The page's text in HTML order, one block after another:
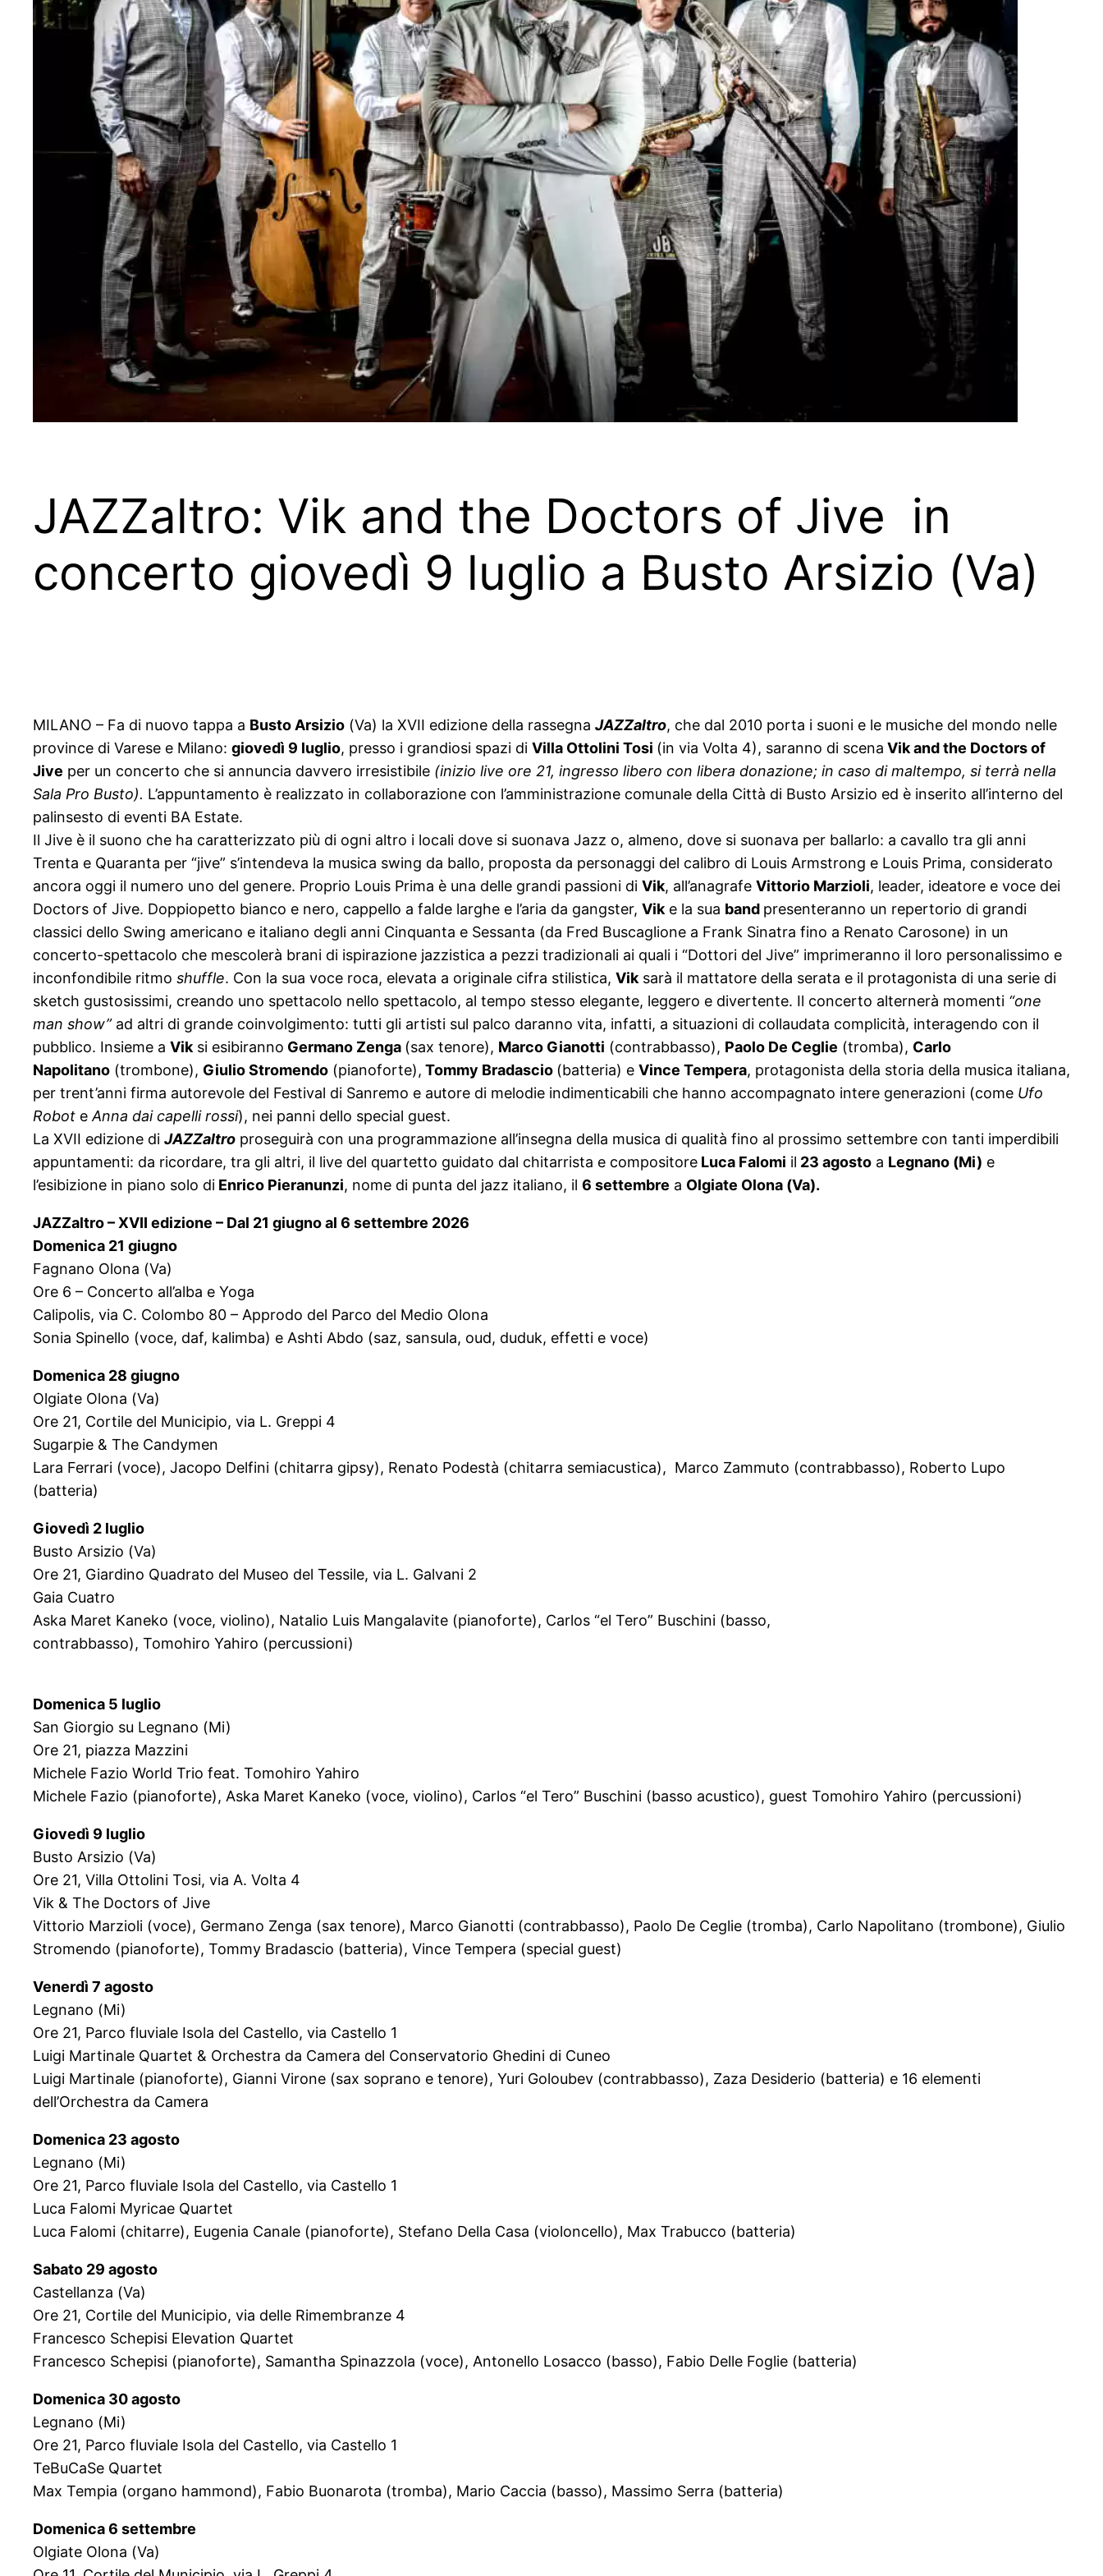
JAZZaltro: Vik and the Doctors of Jive in
concerto giovedì 9 luglio a Busto Arsizio (Va)
MILANO – Fa di nuovo tappa a Busto Arsizio (Va) la XVII edizione della rassegna JAZZaltro, che dal 2010 porta i suoni e le musiche del mondo nelle
province di Varese e Milano: giovedì 9 luglio, presso i grandiosi spazi di Villa Ottolini Tosi (in via Volta 4), saranno di scena Vik and the Doctors of
Jive per un concerto che si annuncia davvero irresistibile (inizio live ore 21, ingresso libero con libera donazione; in caso di maltempo, si terrà nella
Sala Pro Busto). L’appuntamento è realizzato in collaborazione con l’amministrazione comunale della Città di Busto Arsizio ed è inserito all’interno del
palinsesto di eventi BA Estate.
Il Jive è il suono che ha caratterizzato più di ogni altro i locali dove si suonava Jazz o, almeno, dove si suonava per ballarlo: a cavallo tra gli anni
Trenta e Quaranta per “jive” s’intendeva la musica swing da ballo, proposta da personaggi del calibro di Louis Armstrong e Louis Prima, considerato
ancora oggi il numero uno del genere. Proprio Louis Prima è una delle grandi passioni di Vik, all’anagrafe Vittorio Marzioli, leader, ideatore e voce dei
Doctors of Jive. Doppiopetto bianco e nero, cappello a falde larghe e l’aria da gangster, Vike la sua band presenteranno un repertorio di grandi
classici dello Swing americano e italiano degli anni Cinquanta e Sessanta (da Fred Buscaglione a Frank Sinatra fino a Renato Carosone) in un
concerto-spettacolo che mescolerà brani di ispirazione jazzistica a pezzi tradizionali ai quali i “Dottori del Jive” imprimeranno il loro personalissimo e
inconfondibile ritmo shuffle. Con la sua voce roca, elevata a originale cifra stilistica, Viksarà il mattatore della serata e il protagonista di una serie di
sketch gustosissimi, creando uno spettacolo nello spettacolo, al tempo stesso elegante, leggero e divertente. Il concerto alternerà momenti “one
man show”ad altri di grande coinvolgimento: tutti gli artisti sul palco daranno vita, infatti, a situazioni di collaudata complicità, interagendo con il
pubblico. Insieme a Viksi esibiranno Germano Zenga (sax tenore), Marco Gianotti (contrabbasso), Paolo De Ceglie (tromba), Carlo
Napolitano (trombone), Giulio Stromendo (pianoforte), Tommy Bradascio (batteria) e Vince Tempera, protagonista della storia della musica italiana,
per trent’anni firma autorevole del Festival di Sanremo e autore di melodie indimenticabili che hanno accompagnato intere generazioni (come Ufo
Robot eAnna dai capelli rossi), nei panni dello special guest.
La XVII edizione di JAZZaltro proseguirà con una programmazione all’insegna della musica di qualità fino al prossimo settembre con tanti imperdibili
appuntamenti: da ricordare, tra gli altri, il live del quartetto guidato dal chitarrista e compositore Luca Falomi il 23 agosto a Legnano (Mi) e
l’esibizione in piano solo di Enrico Pieranunzi, nome di punta del jazz italiano, il 6 settembre a Olgiate Olona (Va).
JAZZaltro–XVII edizione – Dal 21 giugno al 6 settembre 2026
Domenica 21 giugno
Fagnano Olona (Va)
Ore 6 – Concerto all’alba e Yoga
Calipolis, via C. Colombo 80 – Approdo del Parco del Medio Olona
Sonia Spinello (voce, daf, kalimba) e Ashti Abdo (saz, sansula, oud, duduk, effetti e voce)
Domenica 28 giugno
Olgiate Olona (Va)
Ore 21, Cortile del Municipio, via L. Greppi 4
Sugarpie & The Candymen
Lara Ferrari (voce), Jacopo Delfini (chitarra gipsy), Renato Podestà (chitarra semiacustica), Marco Zammuto (contrabbasso), Roberto Lupo
(batteria)
Giovedì 2 luglio
Busto Arsizio (Va)
Ore 21, Giardino Quadrato del Museo del Tessile, via L. Galvani 2
Gaia Cuatro
Aska Maret Kaneko (voce, violino), Natalio Luis Mangalavite (pianoforte), Carlos “el Tero” Buschini (basso,
contrabbasso), Tomohiro Yahiro (percussioni)
Domenica 5 luglio
San Giorgio su Legnano (Mi)
Ore 21, piazza Mazzini
Michele Fazio World Trio feat. Tomohiro Yahiro
Michele Fazio (pianoforte), Aska Maret Kaneko (voce, violino), Carlos “el Tero” Buschini (basso acustico), guest Tomohiro Yahiro (percussioni)
Giovedì 9 luglio
Busto Arsizio (Va)
Ore 21, Villa Ottolini Tosi, via A. Volta 4
Vik & The Doctors of Jive
Vittorio Marzioli (voce), Germano Zenga (sax tenore), Marco Gianotti (contrabbasso), Paolo De Ceglie (tromba), Carlo Napolitano (trombone), Giulio
Stromendo (pianoforte), Tommy Bradascio (batteria), Vince Tempera (special guest)
Venerdì 7 agosto
Legnano (Mi)
Ore 21, Parco fluviale Isola del Castello, via Castello 1
Luigi Martinale Quartet & Orchestra da Camera del Conservatorio Ghedini di Cuneo
Luigi Martinale (pianoforte), Gianni Virone (sax soprano e tenore), Yuri Goloubev (contrabbasso), Zaza Desiderio (batteria) e 16 elementi
dell’Orchestra da Camera
Domenica 23 agosto
Legnano (Mi)
Ore 21, Parco fluviale Isola del Castello, via Castello 1
Luca Falomi Myricae Quartet
Luca Falomi (chitarre), Eugenia Canale (pianoforte), Stefano Della Casa (violoncello), Max Trabucco (batteria)
Sabato 29 agosto
Castellanza (Va)
Ore 21, Cortile del Municipio, via delle Rimembranze 4
Francesco Schepisi Elevation Quartet
Francesco Schepisi (pianoforte), Samantha Spinazzola (voce), Antonello Losacco (basso), Fabio Delle Foglie (batteria)
Domenica 30 agosto
Legnano (Mi)
Ore 21, Parco fluviale Isola del Castello, via Castello 1
TeBuCaSe Quartet
Max Tempia (organo hammond), Fabio Buonarota (tromba), Mario Caccia (basso), Massimo Serra (batteria)
Domenica 6 settembre
Olgiate Olona (Va)